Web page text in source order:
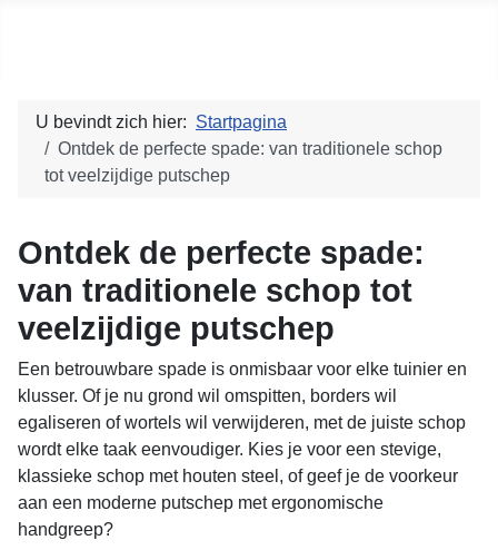
U bevindt zich hier: Startpagina
Ontdek de perfecte spade: van traditionele schop
tot veelzijdige putschep
Ontdek de perfecte spade:
van traditionele schop tot
veelzijdige putschep
Een betrouwbare spade is onmisbaar voor elke tuinier en
klusser. Of je nu grond wil omspitten, borders wil
egaliseren of wortels wil verwijderen, met de juiste schop
wordt elke taak eenvoudiger. Kies je voor een stevige,
klassieke schop met houten steel, of geef je de voorkeur
aan een moderne putschep met ergonomische
handgreep?